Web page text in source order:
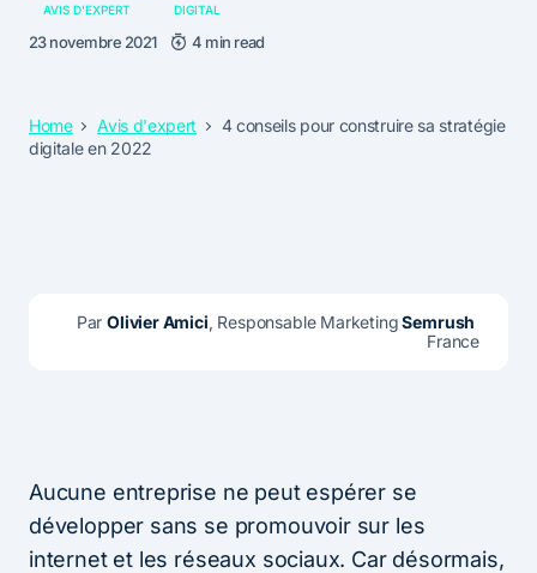
AVIS D'EXPERT DIGITAL
23 novembre 2021 4 min read
Home Avis d'expert
4 conseils pour construire sa stratégie
digitale en 2022
Par Olivier Amici, Responsable Marketing Semrush
France
Aucune entreprise ne peut espérer se
développer sans se promouvoir sur les
internet et les réseaux sociaux. Car désormais,